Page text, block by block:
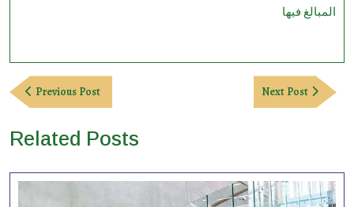
المبالغ فيها
Post
navigation
Previous PostPrevious
Post
Next Post
Next
Post
Related Posts